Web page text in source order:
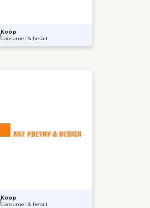
Uitkoop tussen aandeelhouders bij Kempers
Koop
Consumer & Retail
Management Buy-In bij Art Poetry & Design
Koop
Consumer & Retail